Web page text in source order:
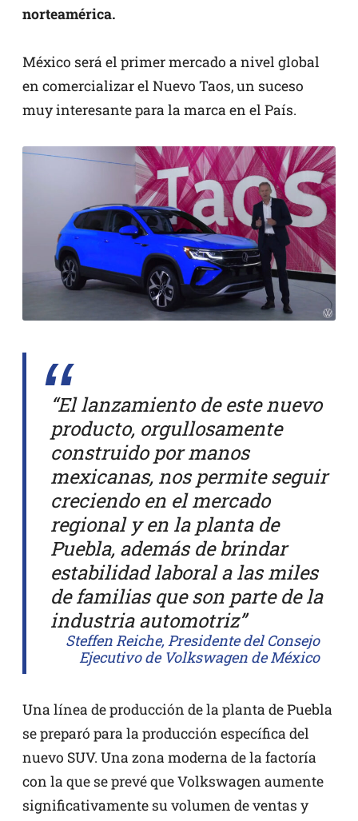
norteamérica.
México será el primer mercado a nivel global
en comercializar el Nuevo Taos, un suceso
muy interesante para la marca en el País.
“El lanzamiento de este nuevo
producto, orgullosamente
construido por manos
mexicanas, nos permite seguir
creciendo en el mercado
regional y en la planta de
Puebla, además de brindar
estabilidad laboral a las miles
de familias que son parte de la
industria automotriz”
Steffen Reiche, Presidente del Consejo
Ejecutivo de Volkswagen de México
Una línea de producción de la planta de Puebla
se preparó para la producción específica del
nuevo SUV. Una zona moderna de la factoría
con la que se prevé que Volkswagen aumente
significativamente su volumen de ventas y